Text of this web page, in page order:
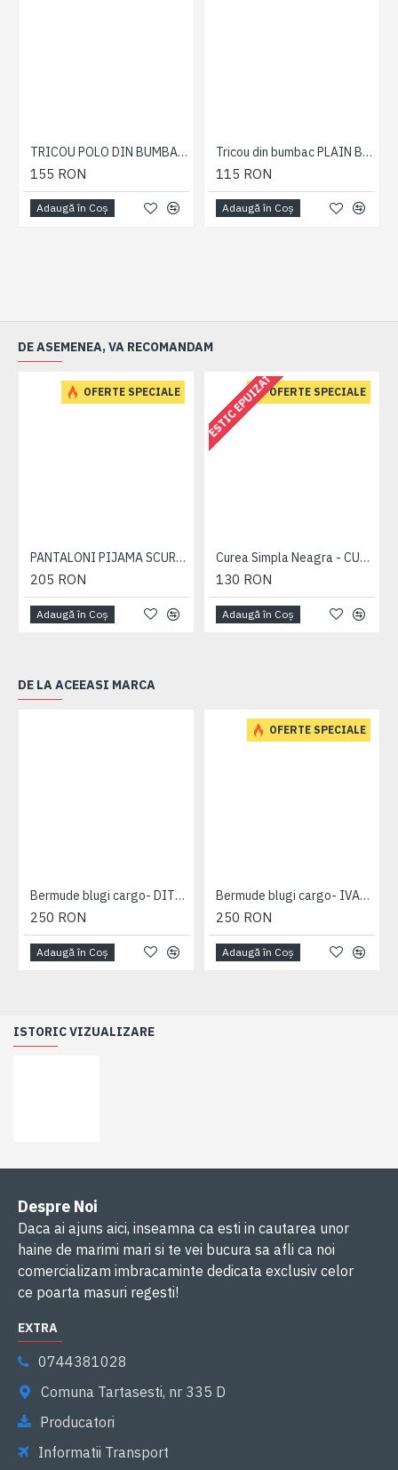
TRICOU POLO DIN BUMBAC BURGUNDY – POLO RAGLAN MARL BURGUNDY 2XL 3XL 4XL 5XL 6XL 7XL
155 RON
Adaugă în Coş
Tricou din bumbac PLAIN BLEUMARIN - T-SHIRT PLAIN NAVY - 2XL 3XL 4XL 5XL 6XL 7XL
115 RON
Adaugă în Coş
DE ASEMENEA, VA RECOMANDAM
OFERTE SPECIALE
PANTALONI PIJAMA SCURTI BLEUMARIN – PACHET 2 BUCATI - 2XL 3XL 4XL 5XL 6XL
205 RON
Adaugă în Coş
OFERTE SPECIALE
ESTIC EPUIZAT
Curea Simpla Neagra - CUREA PLAIN NEAGRA - 2XL 3XL 4XL 5XL 6XL 7XL
130 RON
Adaugă în Coş
DE LA ACEEASI MARCA
Bermude blugi cargo- DITO B - MID USED - 2XL 3XL 4XL 5XL 6XL 7XL
250 RON
Adaugă în Coş
OFERTE SPECIALE
Bermude blugi cargo- IVAN DARK USED - 2XL 3XL 4XL 5XL 6XL 7XL
250 RON
Adaugă în Coş
ISTORIC VIZUALIZARE
Despre Noi
Daca ai ajuns aici, inseamna ca esti in cautarea unor
haine de marimi mari si te vei bucura sa afli ca noi
comercializam imbracaminte dedicata exclusiv celor
ce poarta masuri regesti!
EXTRA
0744381028
Comuna Tartasesti, nr 335 D
Producatori
Informatii Transport